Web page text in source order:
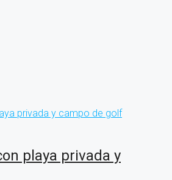
playa privada y